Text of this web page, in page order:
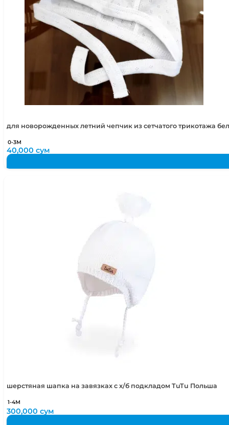
для новорожденных летний чепчик из сетчатого трикотажа
0-3М
40,000сум
шерстяная шапка на завязках с х/б подкладом TuTu Польша
1-4М
300,000сум